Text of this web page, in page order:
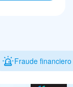
Fraude financiero